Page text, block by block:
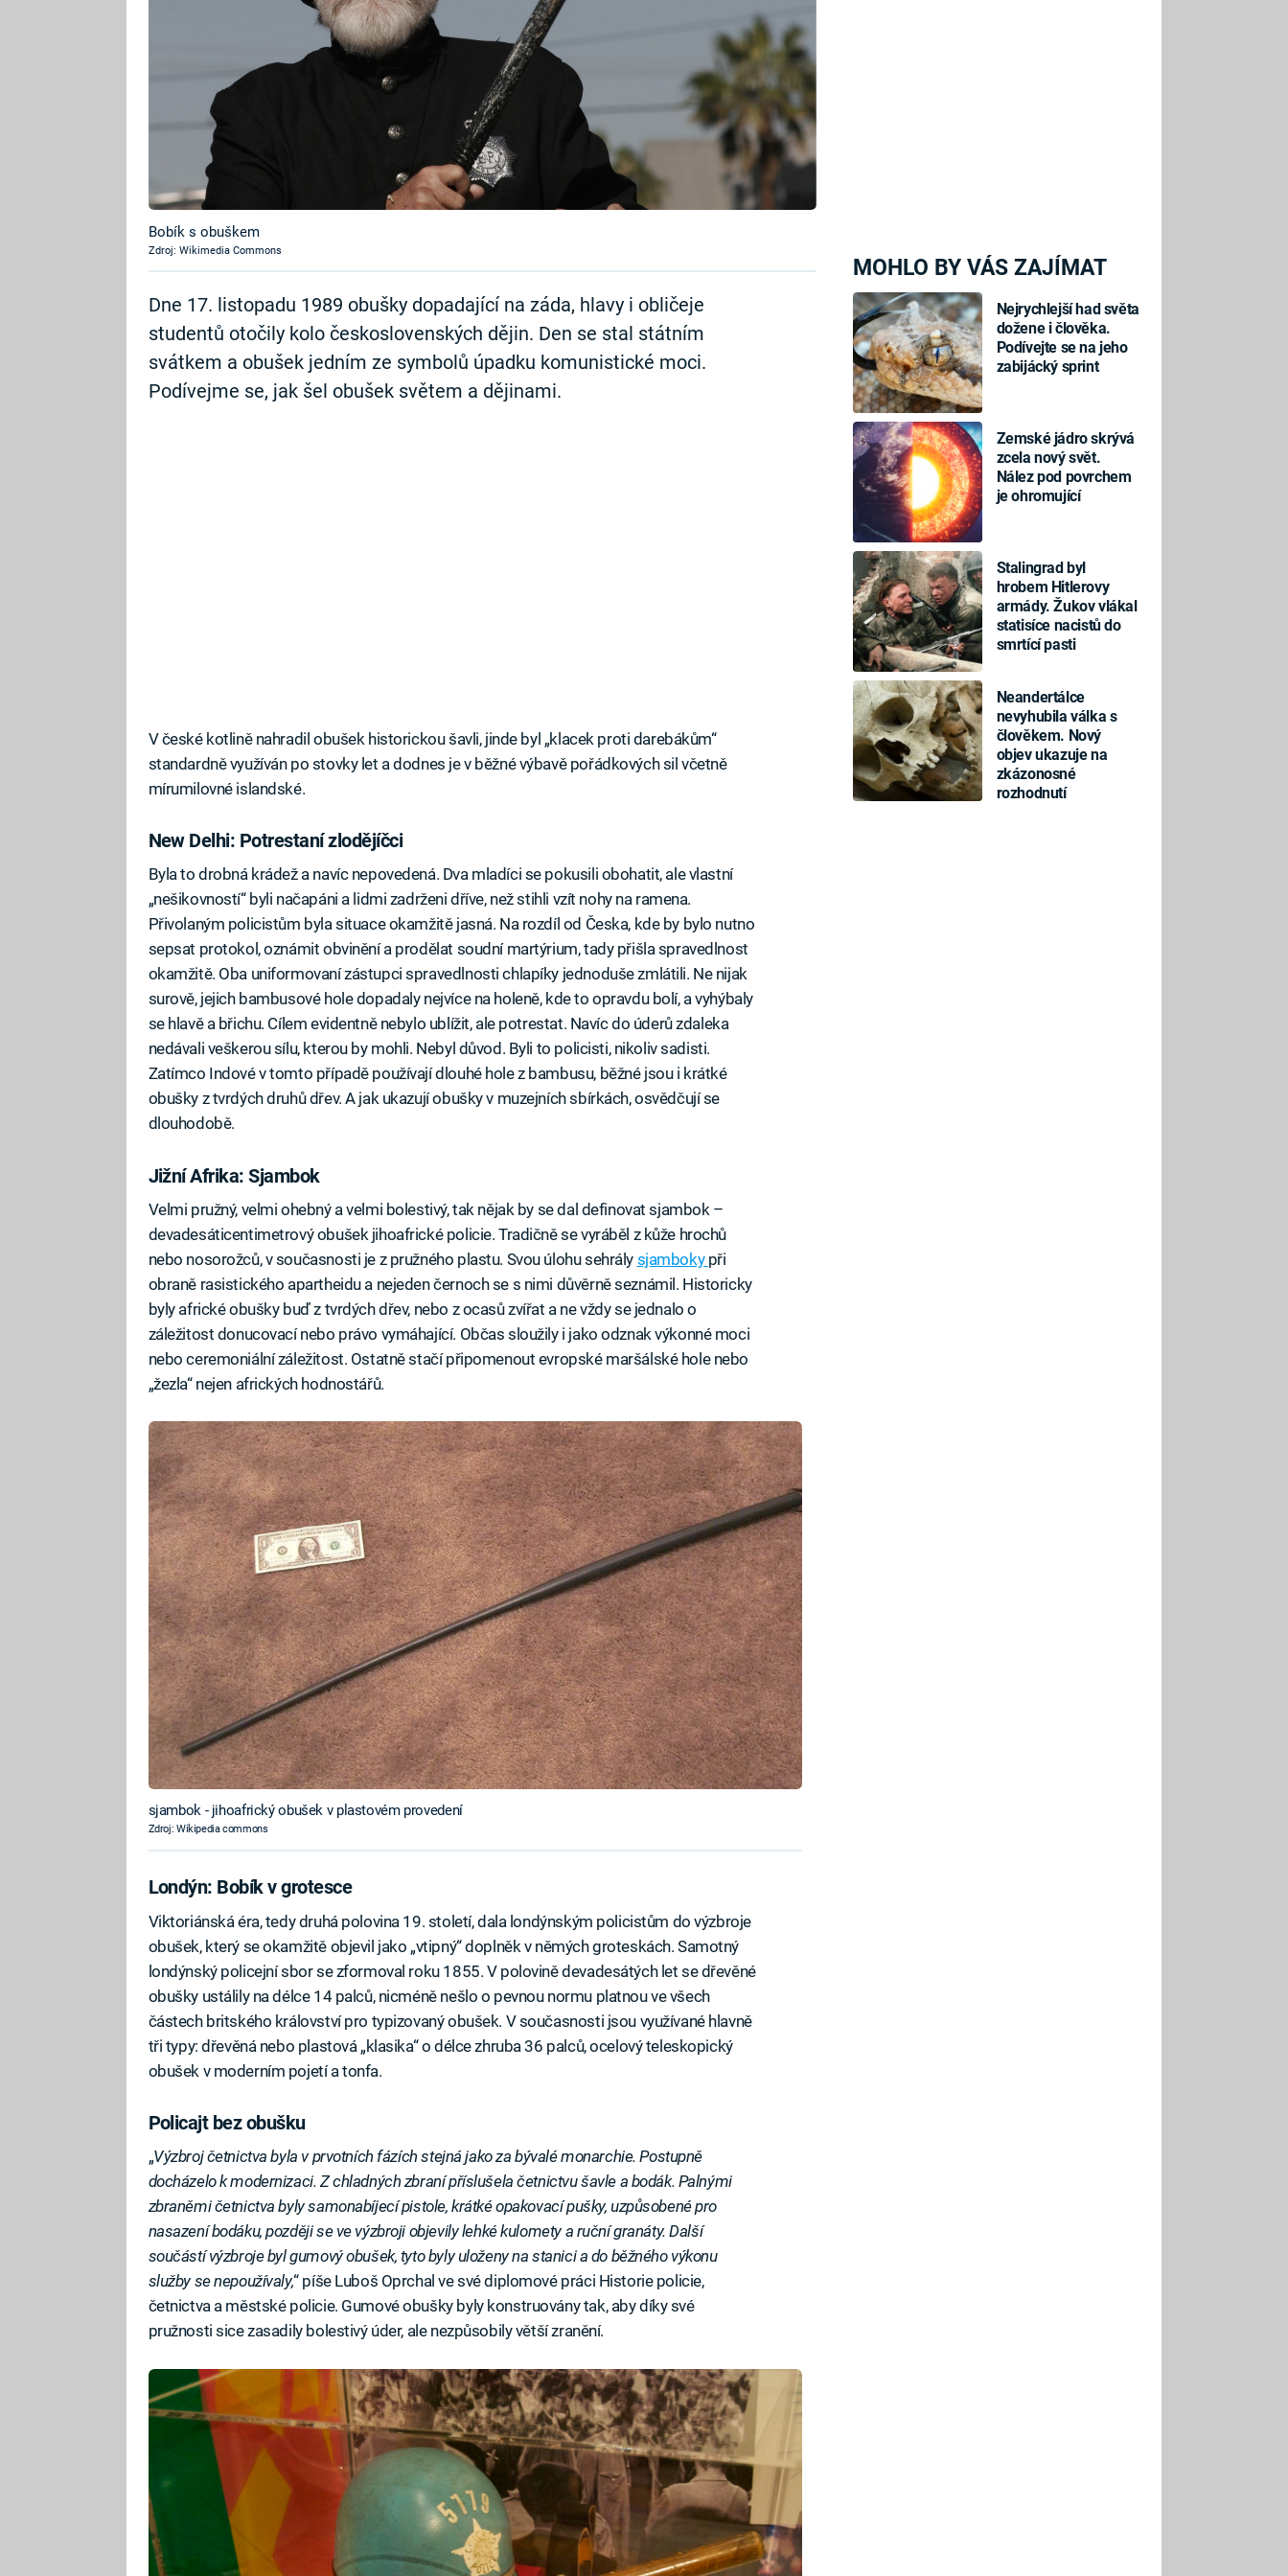
MOHLO BY VÁS ZAJÍMAT
Nejrychlejší had světa
dožene i člověka.
Podívejte se na jeho
zabijácký sprint
Zemské jádro skrývá
zcela nový svět.
Nález pod povrchem
je ohromující
Stalingrad byl
hrobem Hitlerovy
armády. Žukov vlákal
statisíce nacistů do
smrtící pasti
Neandertálce
nevyhubila válka s
člověkem. Nový
objev ukazuje na
zkázonosné
rozhodnutí
Bobík s obuškem
Zdroj: Wikimedia Commons
Dne 17. listopadu 1989 obušky dopadající na záda, hlavy i obličeje
studentů otočily kolo československých dějin. Den se stal státním
svátkem a obušek jedním ze symbolů úpadku komunistické moci.
Podívejme se, jak šel obušek světem a dějinami.
V české kotlině nahradil obušek historickou šavli, jinde byl „klacek proti darebákům“
standardně využíván po stovky let a dodnes je v běžné výbavě pořádkových sil včetně
mírumilovné islandské.
New Delhi: Potrestaní zlodějíčci
Byla to drobná krádež a navíc nepovedená. Dva mladíci se pokusili obohatit, ale vlastní
„nešikovností“ byli načapáni a lidmi zadrženi dříve, než stihli vzít nohy na ramena.
Přivolaným policistům byla situace okamžitě jasná. Na rozdíl od Česka, kde by bylo nutno
sepsat protokol, oznámit obvinění a prodělat soudní martýrium, tady přišla spravedlnost
okamžitě. Oba uniformovaní zástupci spravedlnosti chlapíky jednoduše zmlátili. Ne nijak
surově, jejich bambusové hole dopadaly nejvíce na holeně, kde to opravdu bolí, a vyhýbaly
se hlavě a břichu. Cílem evidentně nebylo ublížit, ale potrestat. Navíc do úderů zdaleka
nedávali veškerou sílu, kterou by mohli. Nebyl důvod. Byli to policisti, nikoliv sadisti.
Zatímco Indové v tomto případě používají dlouhé hole z bambusu, běžné jsou i krátké
obušky z tvrdých druhů dřev. A jak ukazují obušky v muzejních sbírkách, osvědčují se
dlouhodobě.
Jižní Afrika: Sjambok
Velmi pružný, velmi ohebný a velmi bolestivý, tak nějak by se dal definovat sjambok –
devadesáticentimetrový obušek jihoafrické policie. Tradičně se vyráběl z kůže hrochů
nebo nosorožců, v současnosti je z pružného plastu. Svou úlohu sehrály sjamboky při
obraně rasistického apartheidu a nejeden černoch se s nimi důvěrně seznámil. Historicky
byly africké obušky buď z tvrdých dřev, nebo z ocasů zvířat a ne vždy se jednalo o
záležitost donucovací nebo právo vymáhající. Občas sloužily i jako odznak výkonné moci
nebo ceremoniální záležitost. Ostatně stačí připomenout evropské maršálské hole nebo
„žezla“ nejen afrických hodnostářů.
sjambok - jihoafrický obušek v plastovém provedení
Zdroj: Wikipedia commons
Londýn: Bobík v grotesce
Viktoriánská éra, tedy druhá polovina 19. století, dala londýnským policistům do výzbroje
obušek, který se okamžitě objevil jako „vtipný“ doplněk v němých groteskách. Samotný
londýnský policejní sbor se zformoval roku 1855. V polovině devadesátých let se dřevěné
obušky ustálily na délce 14 palců, nicméně nešlo o pevnou normu platnou ve všech
částech britského království pro typizovaný obušek. V současnosti jsou využívané hlavně
tři typy: dřevěná nebo plastová „klasika“ o délce zhruba 36 palců, ocelový teleskopický
obušek v moderním pojetí a tonfa.
Policajt bez obušku
„Výzbroj četnictva byla v prvotních fázích stejná jako za bývalé monarchie. Postupně
docházelo k modernizaci. Z chladných zbraní příslušela četnictvu šavle a bodák. Palnými
zbraněmi četnictva byly samonabíjecí pistole, krátké opakovací pušky, uzpůsobené pro
nasazení bodáku, později se ve výzbroji objevily lehké kulomety a ruční granáty. Další
součástí výzbroje byl gumový obušek, tyto byly uloženy na stanici a do běžného výkonu
služby se nepoužívaly,“ píše Luboš Oprchal ve své diplomové práci Historie policie,
četnictva a městské policie. Gumové obušky byly konstruovány tak, aby díky své
pružnosti sice zasadily bolestivý úder, ale nezpůsobily větší zranění.